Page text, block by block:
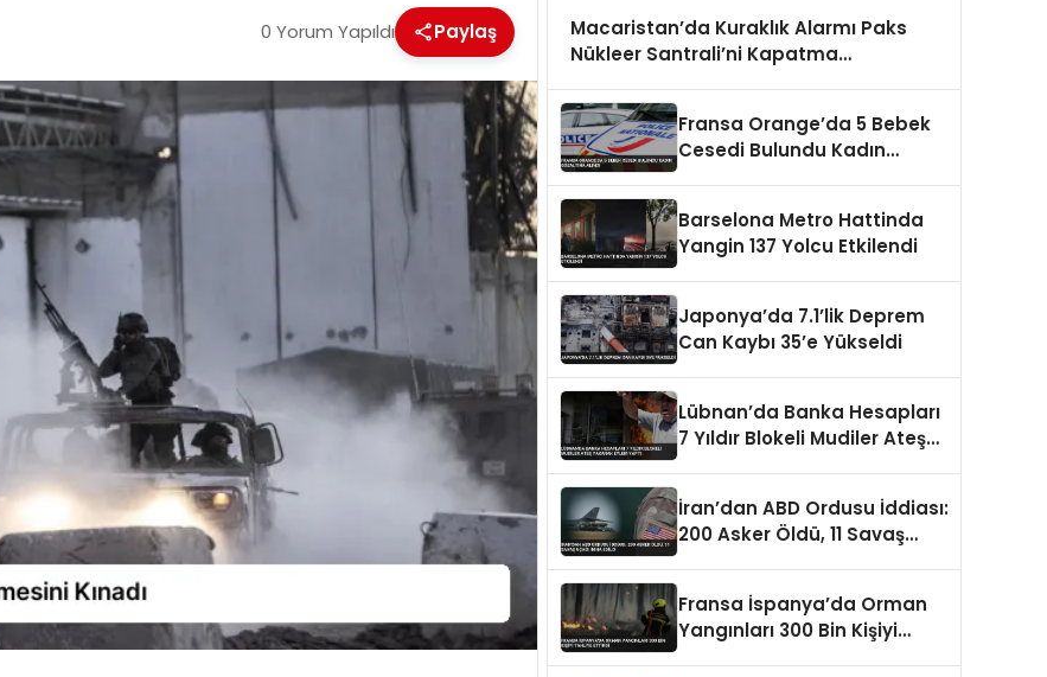
0 Yorum Yapıldı Paylaş
Macaristan’da Kuraklık Alarmı Paks
Nükleer Santrali’ni Kapatma
Fransa Orange’da 5 Bebek
Cesedi Bulundu Kadın
Barselona Metro Hattinda
Yangin 137 Yolcu Etkilendi
Japonya’da 7.1’lik Deprem
Can Kaybı 35’e Yükseldi
Lübnan’da Banka Hesapları
7 Yıldır Blokeli Mudiler Ateş
İran’dan ABD Ordusu İddiası:
200 Asker Öldü, 11 Savaş
Fransa İspanya’da Orman
Yangınları 300 Bin Kişiyi